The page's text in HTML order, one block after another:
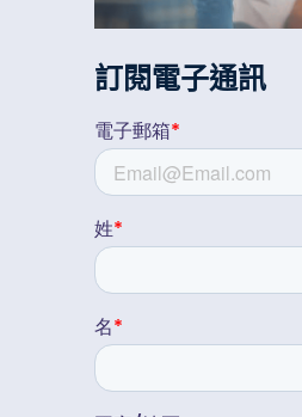
訂閱電子通訊